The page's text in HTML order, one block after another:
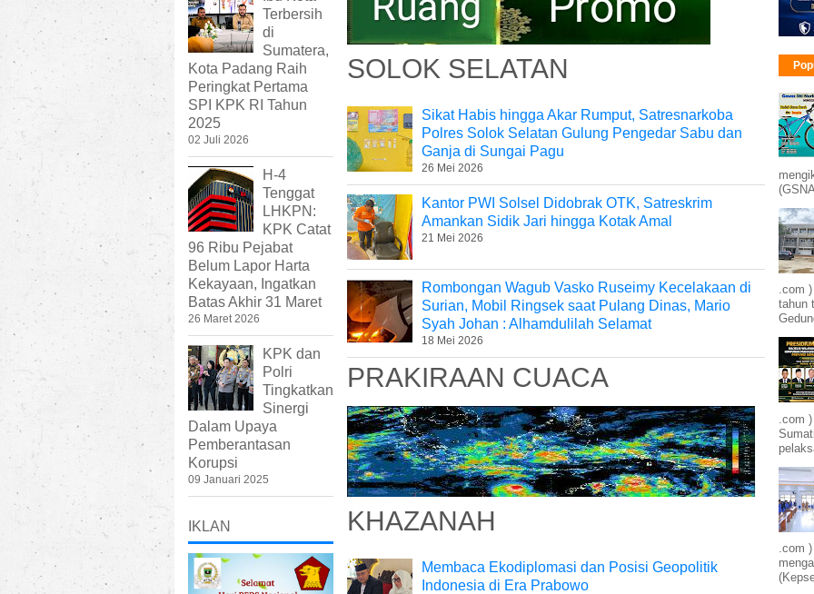
SOLOK SELATAN
Sikat Habis hingga Akar Rumput, Satresnarkoba
Polres Solok Selatan Gulung Pengedar Sabu dan
Ganja di Sungai Pagu
26 Mei 2026
Kantor PWI Solsel Didobrak OTK, Satreskrim
Amankan Sidik Jari hingga Kotak Amal
21 Mei 2026
Rombongan Wagub Vasko Ruseimy Kecelakaan di
Surian, Mobil Ringsek saat Pulang Dinas, Mario
Syah Johan : Alhamdulilah Selamat
18 Mei 2026
PRAKIRAAN CUACA
KHAZANAH
Membaca Ekodiplomasi dan Posisi Geopolitik
Indonesia di Era Prabowo
Terbersih
di
Sumatera,
Kota Padang Raih
Peringkat Pertama
SPI KPK RI Tahun
2025
02 Juli 2026
H-4
Tenggat
LHKPN:
KPK Catat
96 Ribu Pejabat
Belum Lapor Harta
Kekayaan, Ingatkan
Batas Akhir 31 Maret
26 Maret 2026
KPK dan
Polri
Tingkatkan
Sinergi
Dalam Upaya
Pemberantasan
Korupsi
09 Januari 2025
IKLAN
.com
tahun
.com
.com